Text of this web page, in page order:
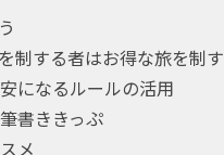
する者はお得な旅を制す
になるルールの活用
書ききっぷ
メ